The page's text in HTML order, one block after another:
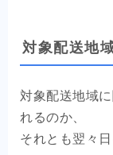
対象配送地
対象配送地域
れるのか、
それとも翌々